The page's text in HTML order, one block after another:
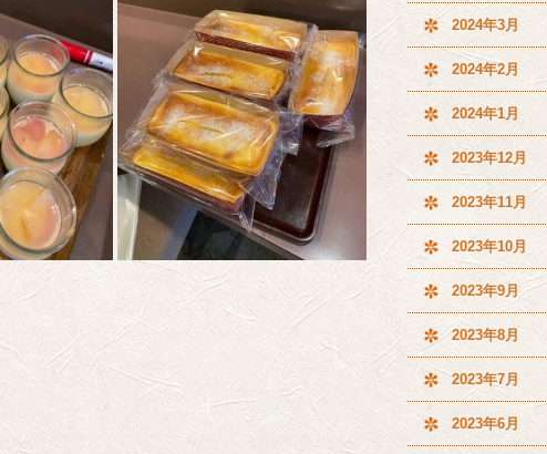
2024年3月
2024年2月
2024年1月
2023年12月
2023年11月
2023年10月
2023年9月
2023年8月
2023年7月
2023年6月